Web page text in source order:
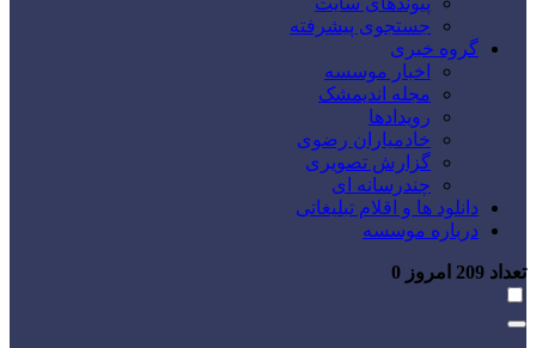
جستجوی پیشرفته
گروه خبری
اخبار موسسه
مجله اندیمشک
رویدادها
خادمیاران رضوی
گزارش تصویری
چندرسانه ای
دانلود ها و اقلام تبلیغاتی
درباره موسسه
تعداد امروز 0